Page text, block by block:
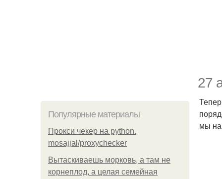
27
Популярные материалы
Прокси чекер на python.
mosajjal/proxychecker
Вытаскиваешь морковь, а там не
корнеплод, а целая семейная
мы